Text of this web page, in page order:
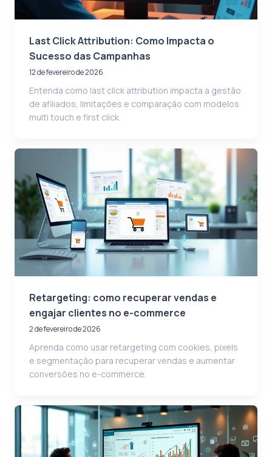
Last Click Attribution: Como Impacta o
Sucesso das Campanhas
12 de fevereiro de 2026
Entenda como last click attribution impacta a gestão
de afiliados, limitações e comparação com modelos
multi touch e first click.
Retargeting: como recuperar vendas e
engajar clientes no e-commerce
2 de fevereiro de 2026
Aprenda como usar retargeting com cookies, pixels
e segmentação para recuperar vendas e aumentar
conversões no e-commerce.